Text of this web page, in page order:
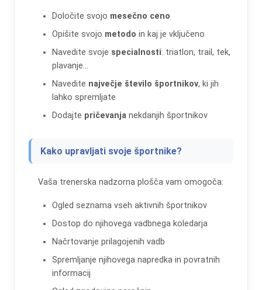
Določite svojo mesečno ceno
Opišite svojo metodo in kaj je vključeno
Navedite svoje specialnosti: triatlon, trail, tek,
plavanje...
Navedite največje število športnikov, ki jih
lahko spremljate
Dodajte pričevanja nekdanjih športnikov
Kako upravljati svoje športnike?
Vaša trenerska nadzorna plošča vam omogoča:
Ogled seznama vseh aktivnih športnikov
Dostop do njihovega vadbnega koledarja
Načrtovanje prilagojenih vadb
Spremljanje njihovega napredka in povratnih
informacij